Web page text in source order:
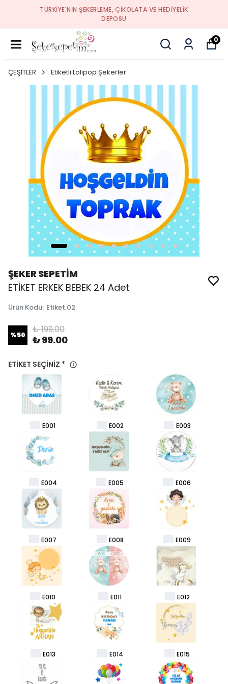
TÜRKIYE'NIN ŞEKERLEME, ÇIKOLATA VE HEDIYELIK
DEPOSU
0
ÇEŞİTLER Etiketli Lolipop Şekerler
ŞEKER SEPETİM
ETİKET ERKEK BEBEK 24 Adet
Ürün Kodu: Etiket.02
%50 ₺ 199.00
₺ 99.00
ETİKET SEÇİNİZ *
E001 E002 E003
E004 E005 E006
E007 E008 E009
E010 E011 E012
E013 E014 E015